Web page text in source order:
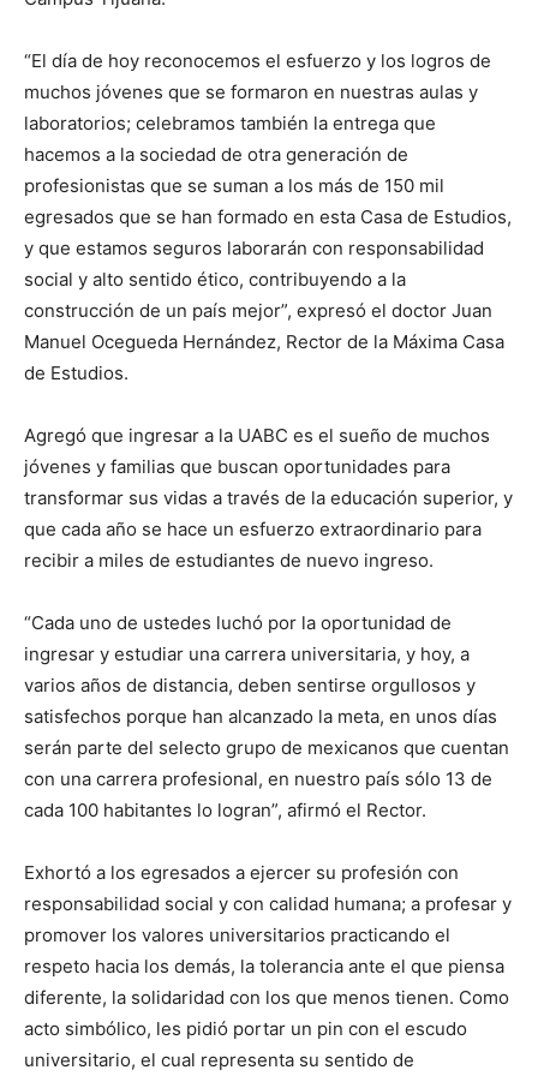
“El día de hoy reconocemos el esfuerzo y los logros de
muchos jóvenes que se formaron en nuestras aulas y
laboratorios; celebramos también la entrega que
hacemos a la sociedad de otra generación de
profesionistas que se suman a los más de 150 mil
egresados que se han formado en esta Casa de Estudios,
y que estamos seguros laborarán con responsabilidad
social y alto sentido ético, contribuyendo a la
construcción de un país mejor”, expresó el doctor Juan
Manuel Ocegueda Hernández, Rector de la Máxima Casa
de Estudios.
Agregó que ingresar a la UABC es el sueño de muchos
jóvenes y familias que buscan oportunidades para
transformar sus vidas a través de la educación superior, y
que cada año se hace un esfuerzo extraordinario para
recibir a miles de estudiantes de nuevo ingreso.
“Cada uno de ustedes luchó por la oportunidad de
ingresar y estudiar una carrera universitaria, y hoy, a
varios años de distancia, deben sentirse orgullosos y
satisfechos porque han alcanzado la meta, en unos días
serán parte del selecto grupo de mexicanos que cuentan
con una carrera profesional, en nuestro país sólo 13 de
cada 100 habitantes lo logran”, afirmó el Rector.
Exhortó a los egresados a ejercer su profesión con
responsabilidad social y con calidad humana; a profesar y
promover los valores universitarios practicando el
respeto hacia los demás, la tolerancia ante el que piensa
diferente, la solidaridad con los que menos tienen. Como
acto simbólico, les pidió portar un pin con el escudo
universitario, el cual representa su sentido de